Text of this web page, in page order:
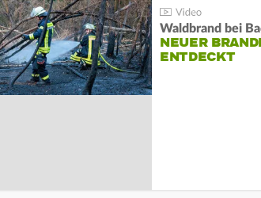
Waldbrand bei
NEUER
ENTDECKT